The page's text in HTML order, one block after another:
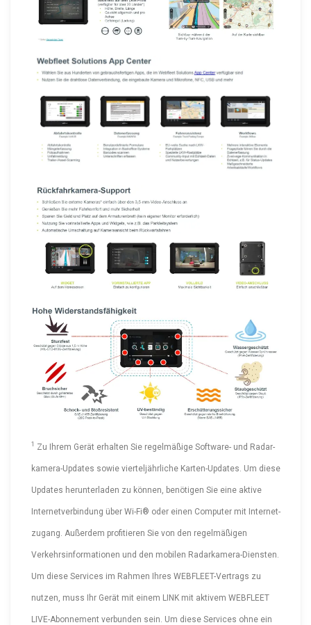
1 Zu Ihrem Gerät erhalten Sie regelmäßige Software- und Radar­
ka­me­ra-Up­dates sowie viertel­jähr­liche Karten­-Up­dates. Um diese
Updates herun­ter­laden zu können, benötigen Sie eine aktive
Inter­net­ver­bindung über Wi-Fi® oder einen Computer mit Inter­net­
zugang. Außerdem profitieren Sie von den regel­mä­ßigen
Verkehrs­in­for­ma­tionen und den mobilen Radar­ka­me­ra-Diensten.
Um diese Services im Rahmen Ihres WEBFLEE­T-Ver­trags zu
nutzen, muss Ihr Gerät mit einem LINK mit aktivem WEBFLEET
LIVE-Abon­nement verbunden sein. Um diese Services ohne ein